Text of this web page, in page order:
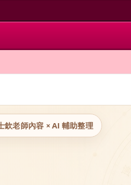
欽老師內容 × AI 輔助整理